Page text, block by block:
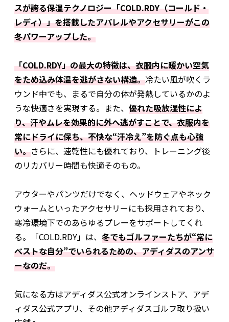
スが誇る保温テクノロジー「COLD.RDY（コールド・
レディ）」を搭載したアパレルやアクセサリーがこの
冬パワーアップした。
「COLD.RDY」の最大の特徴は、衣服内に暖かい空気
をため込み体温を逃がさない構造。冷たい風が吹くラ
ウンド中でも、まるで自分の体が発熱しているかのよ
うな快適さを実現する。また、 優れた吸放湿性によ
り、汗やムレを効果的に外へ逃がすことで、衣服内を
常にドライに保ち、不快な“汗冷え”を防ぐ点も心強
い。さらに、速乾性にも優れており、トレーニング後
のリカバリー時間も快適そのもの。
アウターやパンツだけでなく、ヘッドウェアやネック
ウォームといったアクセサリーにも採用されており、
寒冷環境下でのあらゆるプレーをサポートしてくれ
る。「COLD.RDY」は、 冬でもゴルファーたちが“常に
ベストな自分”でいられるための、アディダスのアンサ
ーなのだ。
気になる方はアディダス公式オンラインストア、アデ
ィダス公式アプリ、その他アディダスゴルフ取り扱い